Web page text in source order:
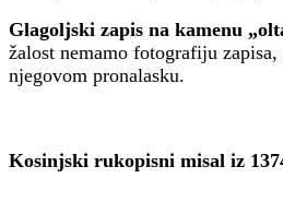
Glagoljski zapis na kamenu
žalost nemamo fotografiju
njegovom pronalasku.
Kosinjski rukopisni misal iz